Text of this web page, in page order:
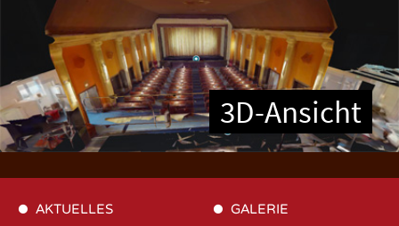
3D-Ansicht
AKTUELLES GALERIE